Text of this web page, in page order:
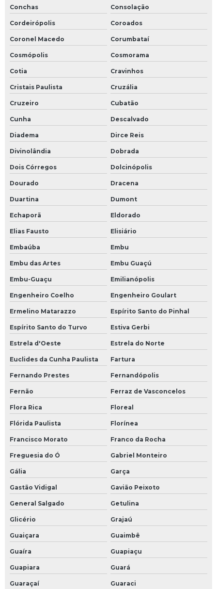
Conchas Consolação
Cordeirópolis Coroados
Coronel Macedo Corumbataí
Cosmópolis Cosmorama
Cotia Cravinhos
Cristais Paulista Cruzália
Cruzeiro Cubatão
Cunha Descalvado
Diadema Dirce Reis
Divinolândia Dobrada
Dois Córregos Dolcinópolis
Dourado Dracena
Duartina Dumont
Echaporã Eldorado
Elias Fausto Elisiário
Embaúba Embu
Embu das Artes Embu Guaçú
Embu-Guaçu Emilianópolis
Engenheiro Coelho Engenheiro Goulart
Ermelino Matarazzo Espírito Santo do Pinhal
Espírito Santo do Turvo Estiva Gerbi
Estrela d'Oeste Estrela do Norte
Euclides da Cunha Paulista Fartura
Fernando Prestes Fernandópolis
Fernão Ferraz de Vasconcelos
Flora Rica Floreal
Flórida Paulista Florínea
Francisco Morato Franco da Rocha
Freguesia do Ó Gabriel Monteiro
Gália Garça
Gastão Vidigal Gavião Peixoto
General Salgado Getulina
Glicério Grajaú
Guaiçara Guaimbê
Guaíra Guapiaçu
Guapiara Guará
Guaraçaí Guaraci